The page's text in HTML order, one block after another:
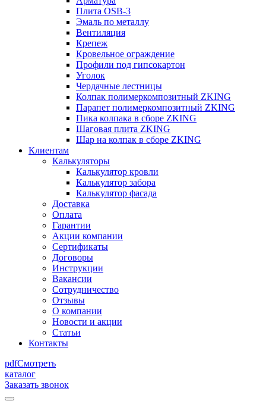
Плита OSB-3
Эмаль по металлу
Вентиляция
Крепеж
Кровельное ограждение
Профили под гипсокартон
Уголок
Чердачные лестницы
Колпак полимеркомпозитный ZKING
Парапет полимеркомпозитный ZKING
Пика колпака в сборе ZKING
Шаговая плита ZKING
Шар на колпак в сборе ZKING
Клиентам
Калькуляторы
Калькулятор кровли
Калькулятор забора
Калькулятор фасада
Доставка
Оплата
Гарантии
Акции компании
Сертификаты
Договоры
Инструкции
Вакансии
Сотрудничество
Отзывы
О компании
Новости и акции
Статьи
Контакты
pdfСмотреть
каталог
Заказать звонок